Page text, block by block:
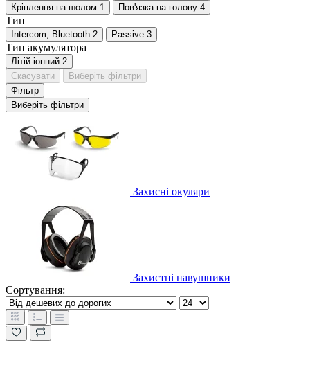
Кріплення на шолом 1 Пов'язка на голову 4
Тип
Intercom, Bluetooth 2 Passive 3
Тип акумулятора
Літій-іонний 2
Скасувати
Виберіть фільтри
Фільтр
Виберіть фільтри
Захисні окуляри
Захистні навушники
Сортування: